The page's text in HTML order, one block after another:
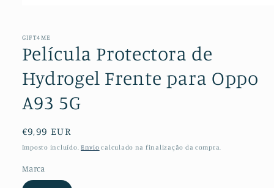
1
modal
GIFT4ME
Película Protectora de
Hydrogel Frente para Oppo
A93 5G
Preço
normal
€9,99 EUR
Imposto incluído. Envio calculado na finalização da compra.
Marca